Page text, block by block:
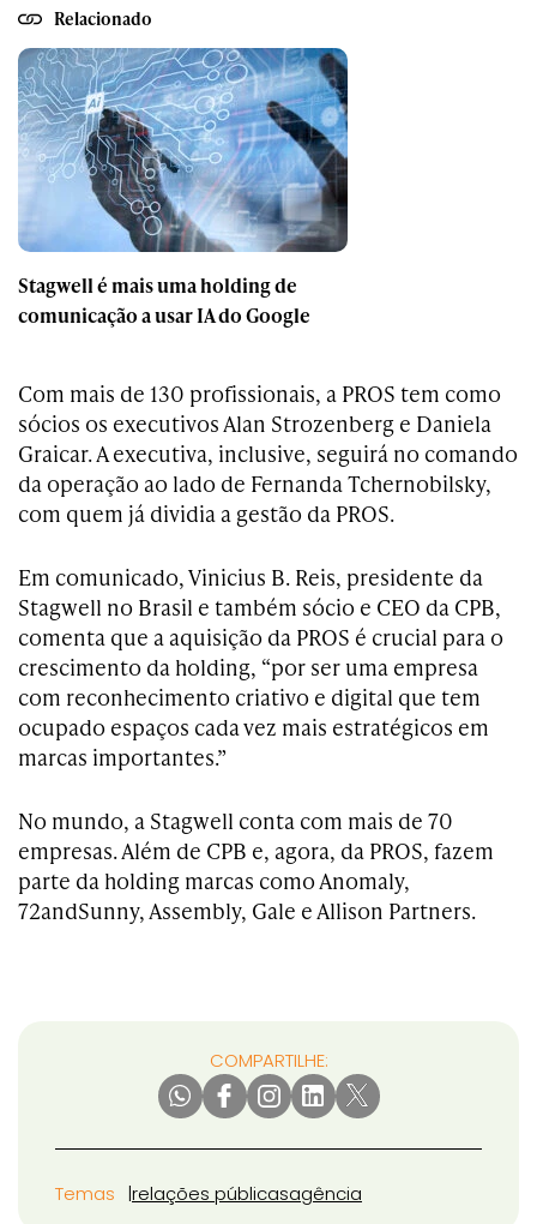
Relacionado
Stagwell é mais uma holding de
comunicação a usar IA do Google
Com mais de 130 profissionais, a PROS tem como
sócios os executivos Alan Strozenberg e Daniela
Graicar. A executiva, inclusive, seguirá no comando
da operação ao lado de Fernanda Tchernobilsky,
com quem já dividia a gestão da PROS.
Em comunicado, Vinicius B. Reis, presidente da
Stagwell no Brasil e também sócio e CEO da CPB,
comenta que a aquisição da PROS é crucial para o
crescimento da holding, “por ser uma empresa
com reconhecimento criativo e digital que tem
ocupado espaços cada vez mais estratégicos em
marcas importantes.”
No mundo, a Stagwell conta com mais de 70
empresas. Além de CPB e, agora, da PROS, fazem
parte da holding marcas como Anomaly,
72andSunny, Assembly, Gale e Allison Partners.
COMPARTILHE:
Temas relações públicasagência